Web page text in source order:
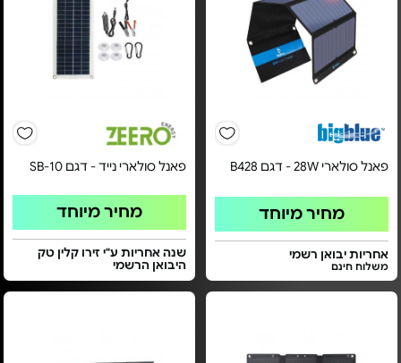
פאנל סולארי 28W - דגם B428
מחיר מיוחד
אחריות יבואן רשמי
משלוח חינם
פאנל סולארי נייד - דגם SB-10
מחיר מיוחד
שנה אחריות ע"י זירו קלין טק
היבואן הרשמי